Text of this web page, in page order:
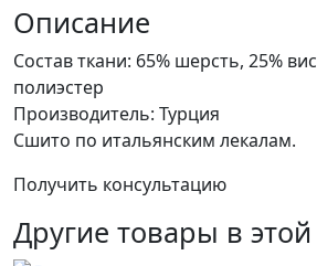
мужской
костюм
«тройка»
Описание
Состав ткани: 65% шерсть, 25%
полиэстер
Производитель: Турция
Сшито по итальянским лекалам.
Получить консультацию
Другие товары в этой